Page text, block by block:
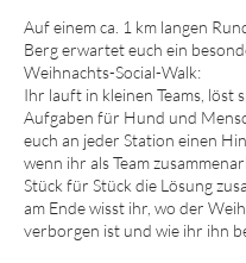
Auf einem ca. 1 km langen
Berg erwartet euch ein
Weihnachts-Social-Walk:
Ihr lauft in kleinen Teams, löst
Aufgaben für Hund und
euch an jeder Station einen
wenn ihr als Team
Stück für Stück die Lösung
am Ende wisst ihr, wo der
verborgen ist und wie ihr ihn